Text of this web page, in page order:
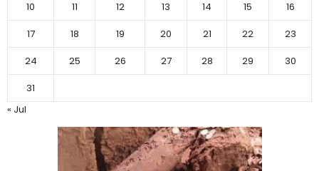
10
11 12 13 14 15
16
17
18 19 20 21 22
23
24
25 26 27 28 29
30
31
« Jul